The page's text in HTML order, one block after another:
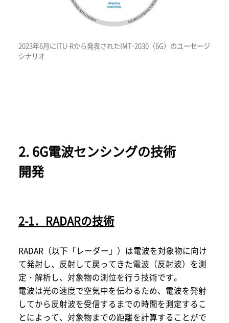
2023年6月にITU-Rから発表されたIMT-2030（6G）のユーセージ
シナリオ
2. 6G電波センシングの技術
開発
2-1．RADARの技術
RADAR（以下「レーダー」）は電波を対象物に向け
て発射し、反射して戻ってきた電波（反射波）を測
定・解析し、対象物の測位を行う技術です。
電波は光の速度で空気中を伝わるため、電波を発射
してから反射波を受信するまでの時間を測定するこ
とによって、対象物までの距離を計算することがで